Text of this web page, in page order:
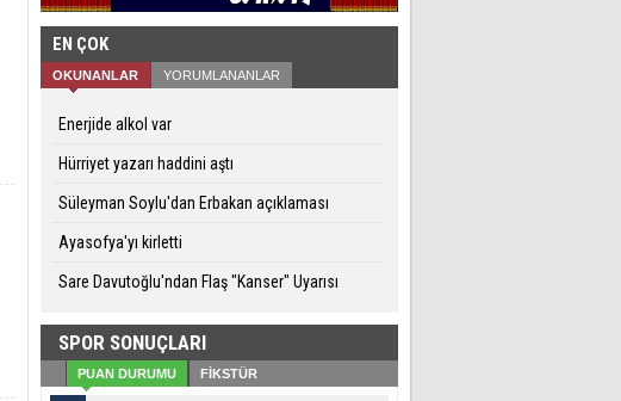
EN ÇOK
OKUNANLAR YORUMLANANLAR
Enerjide alkol var
Hürriyet yazarı haddini aştı
Süleyman Soylu'dan Erbakan açıklaması
Ayasofya'yı kirletti
Sare Davutoğlu'ndan Flaş "Kanser" Uyarısı
SPOR SONUÇLARI
PUAN DURUMU FİKSTÜR